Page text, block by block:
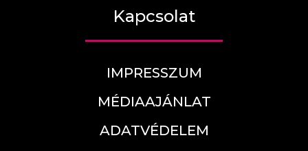
Kapcsolat
IMPRESSZUM
MÉDIAAJÁNLAT
ADATVÉDELEM